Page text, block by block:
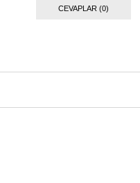
CEVAPLAR (0)